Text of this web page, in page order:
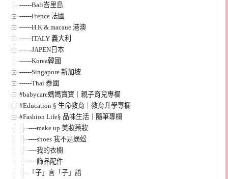
------Bali峇里島
------Frence 法國
------H.K & macaue 港澳
------ITALY 義大利
------JAPEN日本
------Korea韓國
------Singapore 新加坡
------Thai 泰國
#babycare媽媽寶寶｜親子育兒專欄
#Education § 生命教育｜教育升學專欄
#Fashion Life§ 品味生活｜隨筆專欄
----make up 美妝藥妝
----shoes 我不是蜈蚣
----我的衣櫥
----飾品配件
「子」言「子」語